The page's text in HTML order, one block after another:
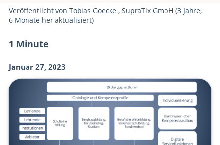
1 Minute
Januar 27, 2023
Veröffentlicht von Tobias Goecke , SupraTix GmbH (3 Jahre,
6 Monate her aktualisiert)